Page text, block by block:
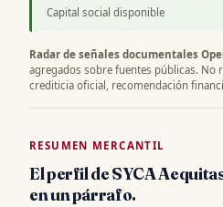
Capital social disponible
Radar de señales documentales
agregados sobre fuentes públicas. No
crediticia oficial, recomendación
RESUMEN MERCANTIL
El perfil de SYCA
en un párrafo.